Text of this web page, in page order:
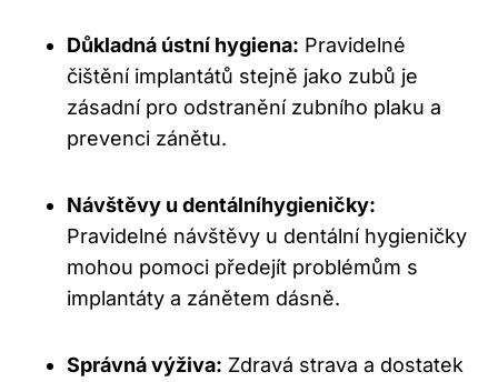
Důkladná ústní hygiena: Pravidelné
čištění implantátů stejně jako zubů je
zásadní pro odstranění zubního plaku a
prevenci zánětu.
Návštěvy u dentálníhygieničky:
Pravidelné návštěvy u dentální hygieničky
mohou pomoci předejít problémům s
implantáty a zánětem dásně.
Správná výživa: Zdravá strava a dostatek